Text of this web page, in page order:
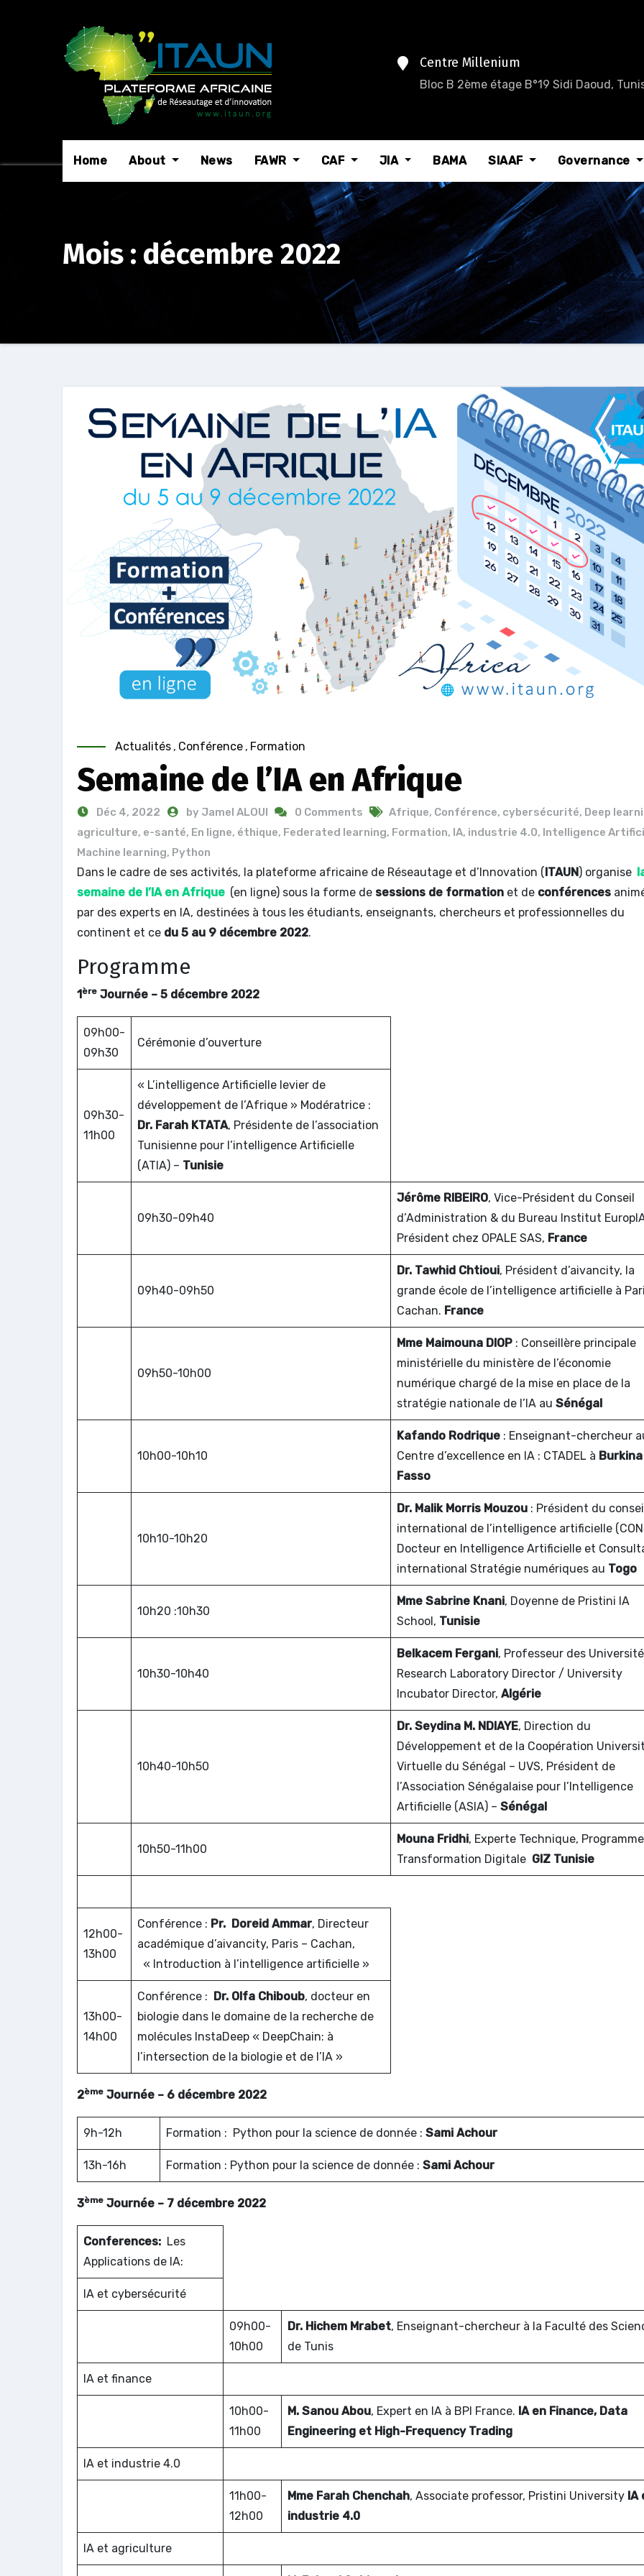
Centre Millenium
Bloc B 2ème étage B°19 Sidi Daoud,
Home About News FAWR CAF JIA BAMA SIAAF Governance
Mois : décembre 2022
Actualités , Conférence , Formation
Semaine de l’IA en Afrique
Déc 4, 2022 by Jamel ALOUI 0 Comments Afrique, Conférence, cybersécurité, Deep
agriculture, e-santé, En ligne, éthique, Federated learning, Formation, IA, industrie 4.0, Intelligence
Machine learning, Python
Dans le cadre de ses activités, la plateforme africaine de Réseautage et d’Innovation (ITAUN) organise
semaine de l’IA en Afrique (en ligne) sous la forme de sessions de formation et de conférences
par des experts en IA, destinées à tous les étudiants, enseignants, chercheurs et professionnelles du
continent et ce du 5 au 9 décembre 2022.
Programme
1ère Journée – 5 décembre 2022
09h00-
09h30
Cérémonie d’ouverture
09h30-
11h00
« L’intelligence Artificielle levier de
développement de l’Afrique » Modératrice :
Dr. Farah KTATA, Présidente de l’association
Tunisienne pour l’intelligence Artificielle
(ATIA) – Tunisie
09h30-09h40
Jérôme RIBEIRO, Vice-Président du Conseil
d’Administration & du Bureau Institut
Président chez OPALE SAS, France
09h40-09h50
Dr. Tawhid Chtioui, Président d’aivancity, la
grande école de l’intelligence artificielle à
Cachan. France
09h50-10h00
Mme Maimouna DIOP : Conseillère principale
ministérielle du ministère de l’économie
numérique chargé de la mise en place de la
stratégie nationale de l’IA au Sénégal
10h00-10h10
Kafando Rodrique : Enseignant-chercheur
Centre d’excellence en IA : CTADEL à Burkina
Fasso
10h10-10h20
Dr. Malik Morris Mouzou : Président du
international de l’intelligence artificielle
Docteur en Intelligence Artificielle et
international Stratégie numériques au Togo
10h20 :10h30
Mme Sabrine Knani, Doyenne de Pristini IA
School, Tunisie
10h30-10h40
Belkacem Fergani, Professeur des
Research Laboratory Director / University
Incubator Director, Algérie
10h40-10h50
Dr. Seydina M. NDIAYE, Direction du
Développement et de la Coopération
Virtuelle du Sénégal – UVS, Président de
l’Association Sénégalaise pour l’Intelligence
Artificielle (ASIA) – Sénégal
10h50-11h00
Mouna Fridhi, Experte Technique, Programme
Transformation Digitale GIZ Tunisie
12h00-
13h00
Conférence : Pr. Doreid Ammar, Directeur
académique d’aivancity, Paris – Cachan,
« Introduction à l’intelligence artificielle »
13h00-
14h00
Conférence : Dr. Olfa Chiboub, docteur en
biologie dans le domaine de la recherche de
molécules InstaDeep « DeepChain: à
l’intersection de la biologie et de l’IA »
2ème Journée – 6 décembre 2022
9h-12h Formation : Python pour la science de donnée : Sami Achour
13h-16h Formation : Python pour la science de donnée : Sami Achour
3ème Journée – 7 décembre 2022
Conferences: Les
Applications de IA:
IA et cybersécurité
09h00-
10h00
Dr. Hichem Mrabet, Enseignant-chercheur à la Faculté des
de Tunis
IA et finance
10h00-
11h00
M. Sanou Abou, Expert en IA à BPI France. IA en Finance, Data
Engineering et High-Frequency Trading
IA et industrie 4.0
11h00-
12h00
Mme Farah Chenchah, Associate professor, Pristini University IA
industrie 4.0
IA et agriculture